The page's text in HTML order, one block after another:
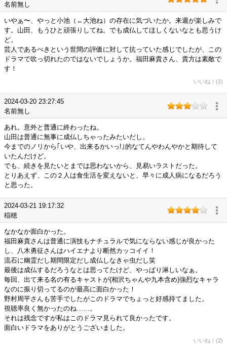
名前無し
いやぁ〜、やっと小池（←大池ね）の存在に気づいたか。来週が楽しみで
す。山田、もうひと頑張りしてね。でも成仏してほしくないなとも思うけ
ど。
芸人であるべきという世間の評価に対して抗っていた感じでしたが、この
ドラマで吹っ切れたのではないでしょうか。福田麻貴さん、貴方は素敵で
す！
いいね！(1)
2024-03-20 23:27:45
名前無し
あれ。意外と普通に終わったね。
山田は普通に無事に成仏しちゃったみたいだし。
今までのノリから｢いや、出来るかいっ!｣的なてんやわんやかと期待して
いたんだけど。
でも、続きを見たいとまでは思わないから、見易いラストだった。
とりあえず、この２人は食生活を変えないと、早々に成人病になるだろう
と思った。
2024-03-21 19:17:32
稲穂
なかなか面白かった。
福田麻貴さんは普通に演技もナチュラルで気にならない感じが良かった
し、八木勇征さんはハイエナより断然カッコイイ！
流石に幽霊だし期間限定だし成仏しなきゃ虫だし笑
最後は成仏するだろうなとは思ってたけど、やっぱり淋しいなぁ。
毎回、出て来る名の有るキャストが(相沢ちゃんや九本含め)強烈なキャラ
なのに振り切ってるのが最高に面白かった！
野村周平さんも苦手でしたがこのドラマでちょっと好感持てました。
視聴率良く無かったのね……。
それは残念ですが私はこのドラマ見られて良かったです。
面白いドラマをありがとうございました。
いいね！(2)